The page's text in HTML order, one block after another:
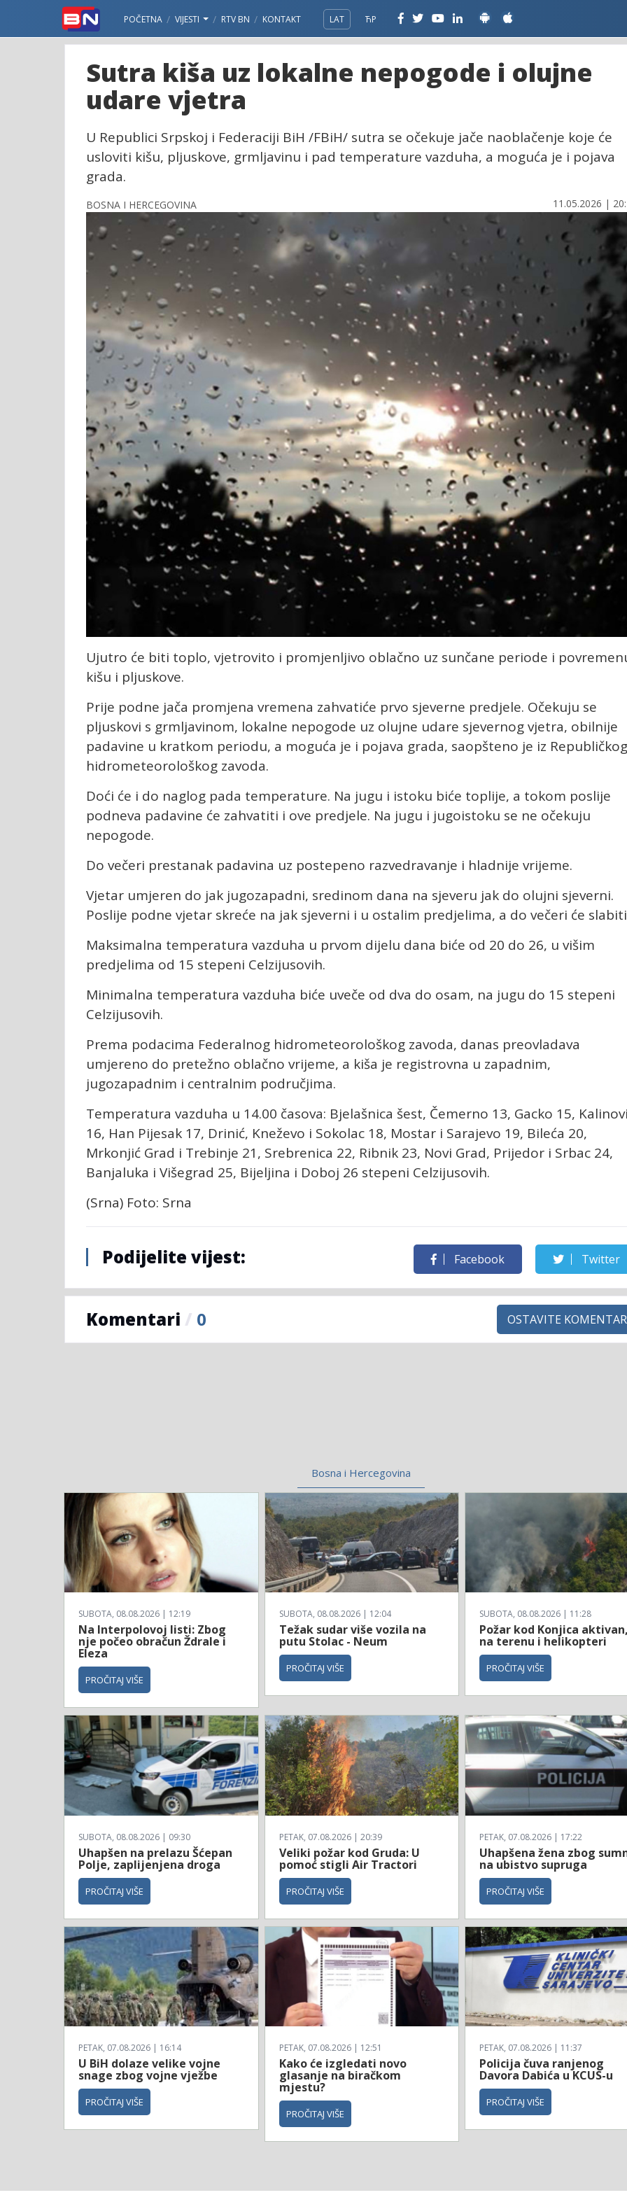
POČETNA VIJESTI RTV BN KONTAKT LAT ЋР
Sutra kiša uz lokalne nepogode i olujne
udare vjetra
U Republici Srpskoj i Federaciji BiH /FBiH/ sutra se očekuje jače naoblačenje koje će
usloviti kišu, pljuskove, grmljavinu i pad temperature vazduha, a moguća je i pojava
grada.
BOSNA I HERCEGOVINA 11.05.2026 |
Ujutro će biti toplo, vjetrovito i promjenljivo oblačno uz sunčane periode i
kišu i pljuskove.
Prije podne jača promjena vremena zahvatiće prvo sjeverne predjele. Očekuju se
pljuskovi s grmljavinom, lokalne nepogode uz olujne udare sjevernog vjetra, obilnije
padavine u kratkom periodu, a moguća je i pojava grada, saopšteno je iz Republičkog
hidrometeorološkog zavoda.
Doći će i do naglog pada temperature. Na jugu i istoku biće toplije, a tokom poslije
podneva padavine će zahvatiti i ove predjele. Na jugu i jugoistoku se ne očekuju
nepogode.
Do večeri prestanak padavina uz postepeno razvedravanje i hladnije vrijeme.
Vjetar umjeren do jak jugozapadni, sredinom dana na sjeveru jak do olujni sjeverni.
Poslije podne vjetar skreće na jak sjeverni i u ostalim predjelima, a do večeri će
Maksimalna temperatura vazduha u prvom dijelu dana biće od 20 do 26, u višim
predjelima od 15 stepeni Celzijusovih.
Minimalna temperatura vazduha biće uveče od dva do osam, na jugu do 15 stepeni
Celzijusovih.
Prema podacima Federalnog hidrometeorološkog zavoda, danas preovladava
umjereno do pretežno oblačno vrijeme, a kiša je registrovna u zapadnim,
jugozapadnim i centralnim područjima.
Temperatura vazduha u 14.00 časova: Bjelašnica šest, Čemerno 13, Gacko 15,
16, Han Pijesak 17, Drinić, Kneževo i Sokolac 18, Mostar i Sarajevo 19, Bileća 20,
Mrkonjić Grad i Trebinje 21, Srebrenica 22, Ribnik 23, Novi Grad, Prijedor i Srbac 24,
Banjaluka i Višegrad 25, Bijeljina i Doboj 26 stepeni Celzijusovih.
(Srna) Foto: Srna
Podijelite vijest: Facebook Twitter
Komentari / 0 OSTAVITE KOMENTAR
Bosna i Hercegovina
SUBOTA, 08.08.2026 | 12:19
Na Interpolovoj listi: Zbog
nje počeo obračun Ždrale i
Eleza
PROČITAJ VIŠE
SUBOTA, 08.08.2026 | 12:04
Težak sudar više vozila na
putu Stolac - Neum
PROČITAJ VIŠE
SUBOTA, 08.08.2026 | 11:28
Požar kod Konjica
na terenu i helikopteri
PROČITAJ VIŠE
SUBOTA, 08.08.2026 | 09:30
Uhapšen na prelazu Šćepan
Polje, zaplijenjena droga
PROČITAJ VIŠE
PETAK, 07.08.2026 | 20:39
Veliki požar kod Gruda: U
pomoć stigli Air Tractori
PROČITAJ VIŠE
PETAK, 07.08.2026 | 17:22
Uhapšena žena zbog
na ubistvo supruga
PROČITAJ VIŠE
PETAK, 07.08.2026 | 16:14
U BiH dolaze velike vojne
snage zbog vojne vježbe
PROČITAJ VIŠE
PETAK, 07.08.2026 | 12:51
Kako će izgledati novo
glasanje na biračkom
mjestu?
PROČITAJ VIŠE
PETAK, 07.08.2026 | 11:37
Policija čuva ranjenog
Davora Dabića u KCUS-u
PROČITAJ VIŠE